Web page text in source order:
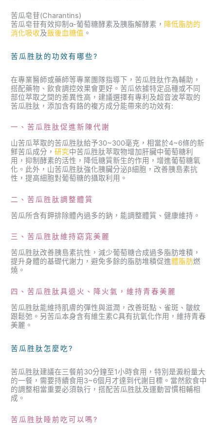
苦瓜皂苷(Charantins)
苦瓜皂苷有效抑制α-葡萄糖酵素及胰脂解酵素， 降低脂肪的
消化吸收及飯後血糖值 。
苦瓜胜肽的功效有哪些?
在專業醫師或藥師等專業團隊指導下，苦瓜胜肽作為輔助，
搭配藥物、飲食調控效果會更好。苦瓜依據特定品種或不同
部位萃取之間的差異性高，建議選擇有專利及超音波萃取的
苦瓜胜肽，添加含有鉻的複方成分能帶來的功效有:
一、苦瓜胜肽促進新陳代謝
山苦瓜萃取的苦瓜胜肽給予30~300毫克，相當於4~6條的新
鮮苦瓜成分，研究中苦瓜胜肽萃取物增加肝臟中葡萄糖利
用，抑制酵素的活性，降低糖質新生的作用，增進葡萄糖氧
化。此外，山苦瓜胜肽強化胰臟分泌β細胞，改善胰島素抗
性，提高細胞對葡萄糖的攝取利用。
二、苦瓜胜肽調整體質
苦瓜所含有鉀排除體內過多的鈉，能調整體質、健康維持。
三、苦瓜胜肽維持窈窕美麗
苦瓜胜肽改善胰島素抗性，減少葡萄糖合成過多脂肪堆積，
提升身體的基礎代謝力，避免多餘的脂肪堆積促進體脂肪燃
燒。
四、苦瓜胜肽具退火、降火氣，維持青春美麗
苦瓜胜肽能維持肌膚的彈性與滋潤，改善斑點、雀斑、皺紋
跟鬆弛。另苦瓜本身含有維生素C具有抗氧化作用，維持青春
美麗。
苦瓜胜肽怎麼吃?
苦瓜胜肽建議在三餐前30分鐘至1小時食用，特別是澱粉量大
的一餐，需要持續食用3~6個月才達到代謝目標。當然飲食中
的調整相當重要必須執行，搭配苦瓜胜肽及運動習慣相輔相
成。
苦瓜胜肽睡前吃可以嗎?